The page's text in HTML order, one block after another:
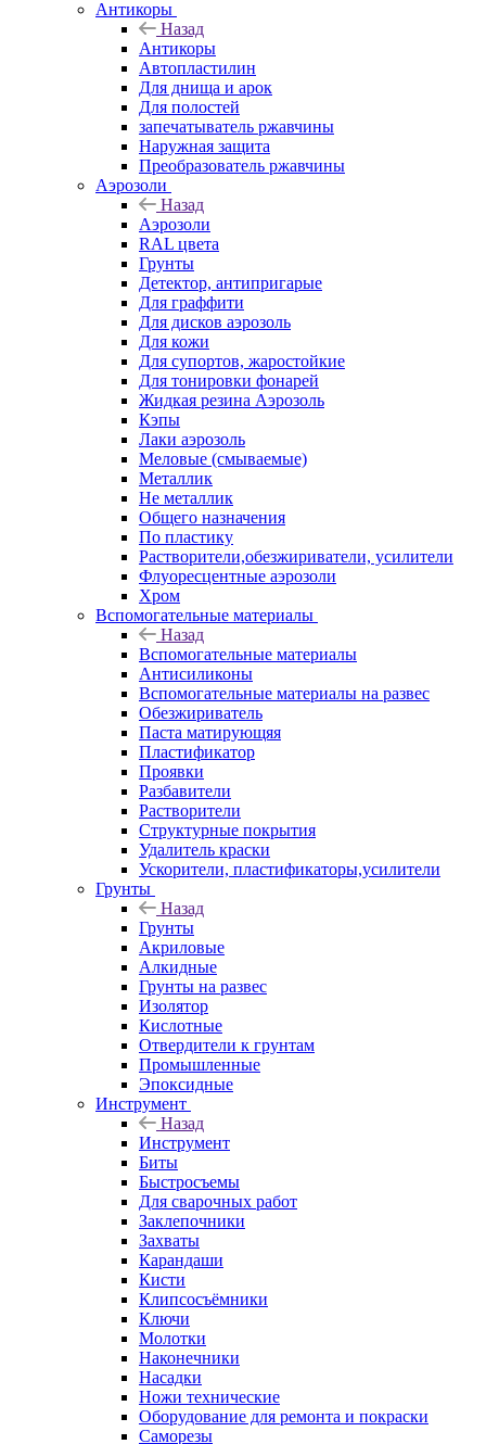
Антикоры
Назад
Антикоры
Автопластилин
Для днища и арок
Для полостей
запечатыватель ржавчины
Наружная защита
Преобразователь ржавчины
Аэрозоли
Назад
Аэрозоли
RAL цвета
Грунты
Детектор, антипригарые
Для граффити
Для дисков аэрозоль
Для кожи
Для супортов, жаростойкие
Для тонировки фонарей
Жидкая резина Аэрозоль
Кэпы
Лаки аэрозоль
Меловые (смываемые)
Металлик
Не металлик
Общего назначения
По пластику
Растворители,обезжириватели, усилители
Флуоресцентные аэрозоли
Хром
Вспомогательные материалы
Назад
Вспомогательные материалы
Антисиликоны
Вспомогательные материалы на развес
Обезжириватель
Паста матирующяя
Пластификатор
Проявки
Разбавители
Растворители
Структурные покрытия
Удалитель краски
Ускорители, пластификаторы,усилители
Грунты
Назад
Грунты
Акриловые
Алкидные
Грунты на развес
Изолятор
Кислотные
Отвердители к грунтам
Промышленные
Эпоксидные
Инструмент
Назад
Инструмент
Биты
Быстросъемы
Для сварочных работ
Заклепочники
Захваты
Карандаши
Кисти
Клипсосъёмники
Ключи
Молотки
Наконечники
Насадки
Ножи технические
Оборудование для ремонта и покраски
Саморезы